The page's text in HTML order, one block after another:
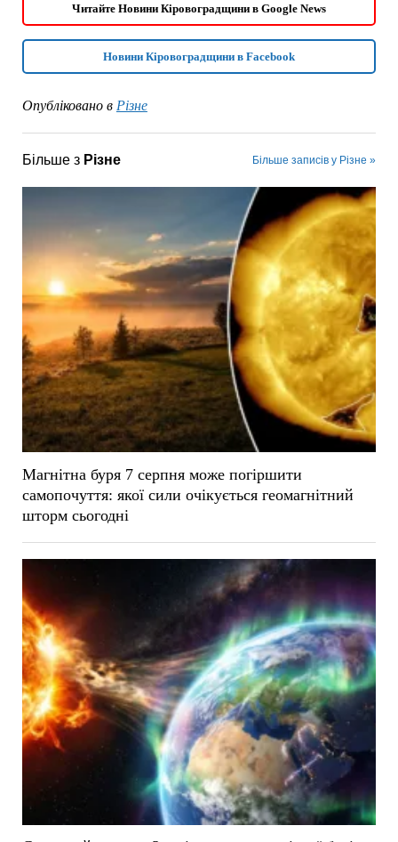
Читайте Новини Кіровоградщини в Google News
Новини Кіровоградщини в Facebook
Опубліковано в Різне
Більше з Різне Більше записів у Різне »
Магнітна буря 7 серпня може погіршити
самопочуття: якої сили очікується геомагнітний
шторм сьогодні